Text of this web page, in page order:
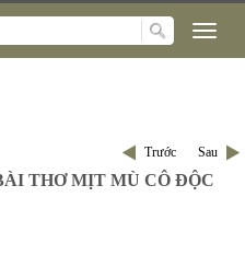
Trước Sau
THƠ MỊT MÙ CÔ ĐỘC